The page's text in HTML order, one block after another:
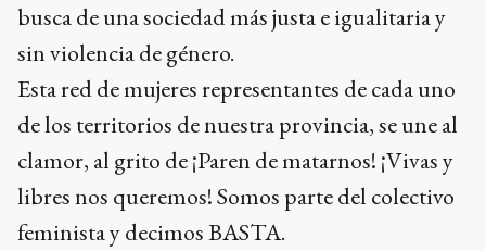
busca de una sociedad más justa e igualitaria y
sin violencia de género.
Esta red de mujeres representantes de cada uno
de los territorios de nuestra provincia, se une al
clamor, al grito de ¡Paren de matarnos! ¡Vivas y
libres nos queremos! Somos parte del colectivo
feminista y decimos BASTA.